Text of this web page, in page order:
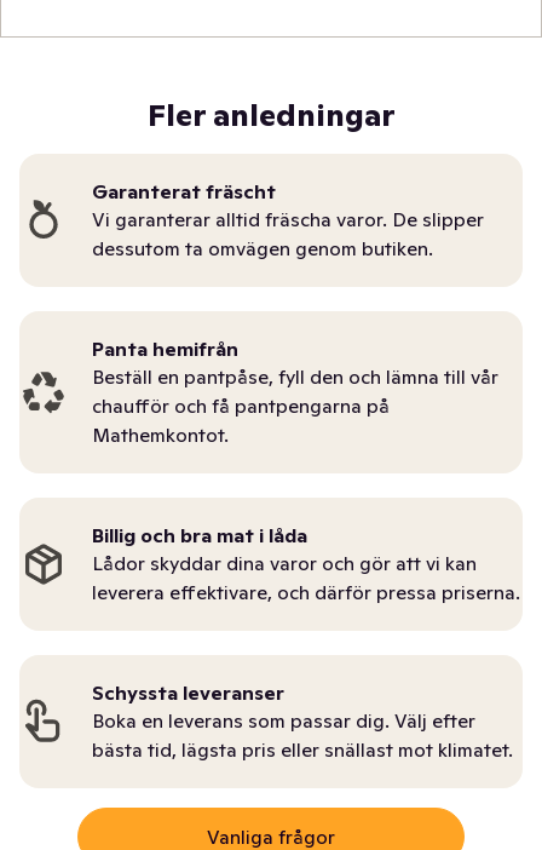
Fler anledningar
Garanterat fräscht
Vi garanterar alltid fräscha varor. De slipper
dessutom ta omvägen genom butiken.
Panta hemifrån
Beställ en pantpåse, fyll den och lämna till vår
chaufför och få pantpengarna på
Mathemkontot.
Billig och bra mat i låda
Lådor skyddar dina varor och gör att vi kan
leverera effektivare, och därför pressa priserna.
Schyssta leveranser
Boka en leverans som passar dig. Välj efter
bästa tid, lägsta pris eller snällast mot klimatet.
Vanliga frågor